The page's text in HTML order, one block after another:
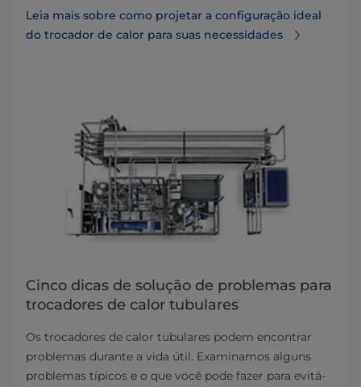
Leia mais sobre como projetar a configuração ideal
do trocador de calor para suas necessidades
Cinco dicas de solução de problemas para
trocadores de calor tubulares
Os trocadores de calor tubulares podem encontrar
problemas durante a vida útil. Examinamos alguns
problemas típicos e o que você pode fazer para evitá-